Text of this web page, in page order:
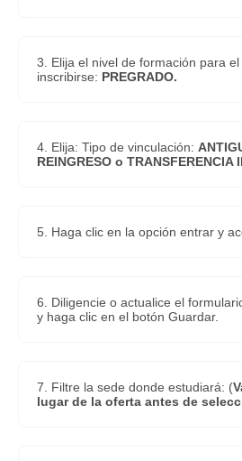
3. Elija el nivel de formación para
inscribirse: PREGRADO.
4. Elija: Tipo de vinculación:
REINGRESO o TRANSFERENCIA
5. Haga clic en la opción entrar y
6. Diligencie o actualice el
y haga clic en el botón Guardar.
7. Filtre la sede donde estudiará: (
lugar de la oferta antes de